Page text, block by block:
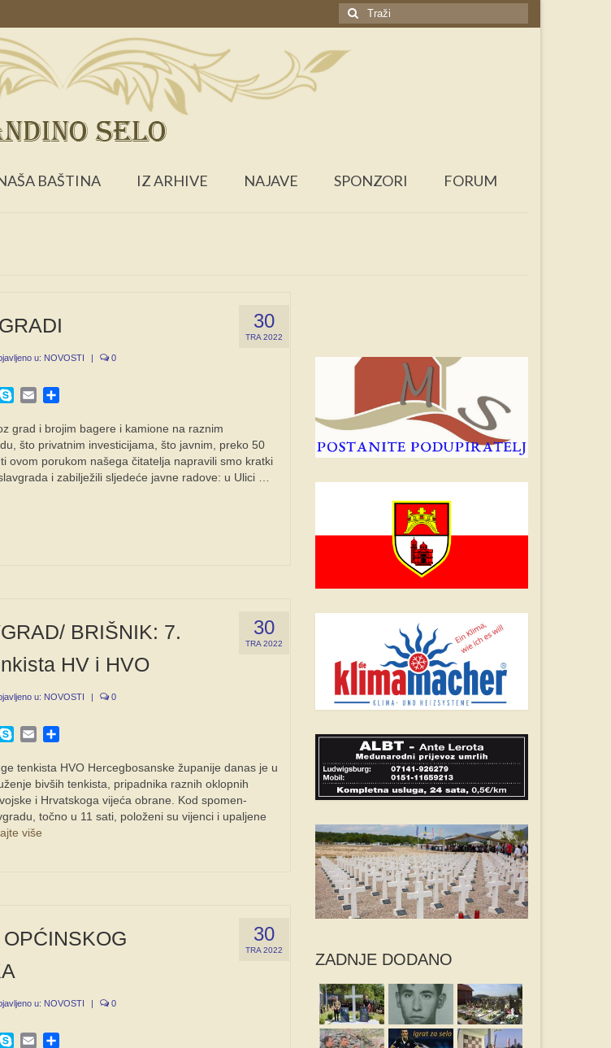
Search
for:
BAŠTINA IZ ARHIVE NAJAVE SPONZORI FORUM
30
TRA 2022
u: NOVOSTI | 0
SkypeEmail
grad i brojim bagere i kamione na raznim
što privatnim investicijama, što javnim, preko 50
ovom porukom našega čitatelja napravili smo kratki
i zabilježili sljedeće javne radove: u Ulici …
30
TRA 2022
BRIŠNIK: 7.
HV i HVO
u: NOVOSTI | 0
SkypeEmail
tenkista HVO Hercegbosanske županije danas je u
bivših tenkista, pripadnika raznih oklopnih
i Hrvatskoga vijeća obrane. Kod spomen-
točno u 11 sati, položeni su vijenci i upaljene
više
30
TRA 2022
u: NOVOSTI | 0
SkypeEmail
ZADNJE DODANO